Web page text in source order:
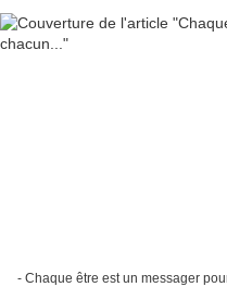
- Chaque être est un messager